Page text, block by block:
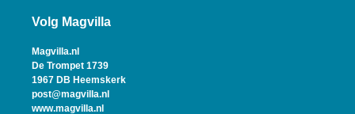
Volg Magvilla
Magvilla.nl
De Trompet 1739
1967 DB Heemskerk
post@magvilla.nl
www.magvilla.nl